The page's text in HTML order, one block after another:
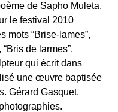
de Sapho Muleta,
le festival 2010
mots “Brise-lames”,
“Bris de larmes”,
qui écrit dans
une œuvre baptisée
. Gérard Gasquet,